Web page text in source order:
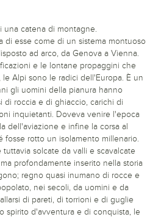
una catena di montagne.
di esse come di un sistema montuoso
ad arco, da Genova a Vienna.
e le lontane propaggini che
Alpi sono le radici dell'Europa. È un
gli uomini della pianura hanno
di roccia e di ghiaccio, carichi di
inquietanti. Doveva venire l'epoca
dell'aviazione e infine la corsa al
fosse rotto un isolamento millenario.
tuttavia solcate da valli e scavalcate
profondamente inserito nella storia
regno quasi inumano di rocce e
nei secoli, da uomini e da
di pareti, di torrioni e di guglie
spirito d'avventura e di conquista, le